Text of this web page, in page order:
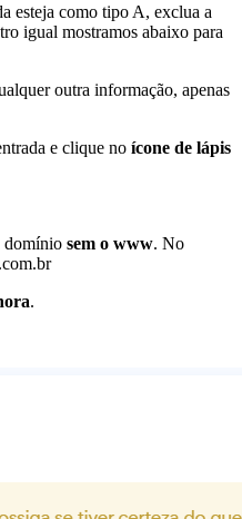
esteja como tipo A, exclua a
igual mostramos abaixo para
outra informação, apenas
e clique no ícone de lápis
domínio sem o www. No
.